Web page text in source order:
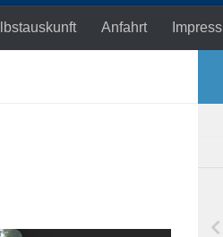
Anfahrt